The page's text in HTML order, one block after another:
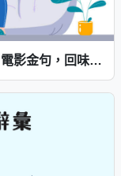
【看電影學日文】一起學《鈴芽之旅》電影金句，回味精彩瞬間